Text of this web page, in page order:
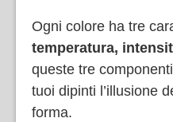
Ogni colore ha tre
temperatura,
queste tre
tuoi dipinti l’illusione
forma.